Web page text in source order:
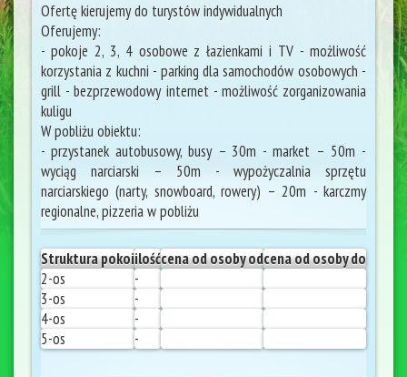
Ofertę kierujemy do turystów indywidualnych
Oferujemy:
- pokoje 2, 3, 4 osobowe z łazienkami i TV - możliwość
korzystania z kuchni - parking dla samochodów osobowych -
grill - bezprzewodowy internet - możliwość zorganizowania
kuligu
W pobliżu obiektu:
- przystanek autobusowy, busy – 30m - market – 50m -
wyciąg narciarski – 50m - wypożyczalnia sprzętu
narciarskiego (narty, snowboard, rowery) – 20m - karczmy
regionalne, pizzeria w pobliżu
Struktura pokoiilośćcena od osoby odcena od osoby do
2-os
-
3-os
-
4-os
-
5-os
-